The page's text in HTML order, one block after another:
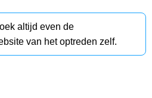
altijd even de
van het optreden zelf.